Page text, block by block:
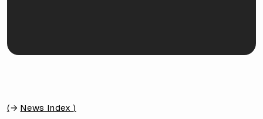
( News Index )